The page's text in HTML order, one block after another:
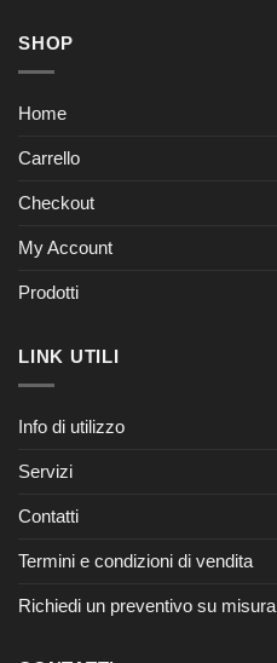
SHOP
Home
Carrello
Checkout
My Account
Prodotti
LINK UTILI
Info di utilizzo
Servizi
Contatti
Termini e condizioni di vendita
Richiedi un preventivo su misura